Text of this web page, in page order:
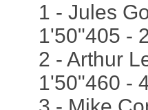
1 - Jules
1'50"405 -
2 - Arthur
1'50"460 -